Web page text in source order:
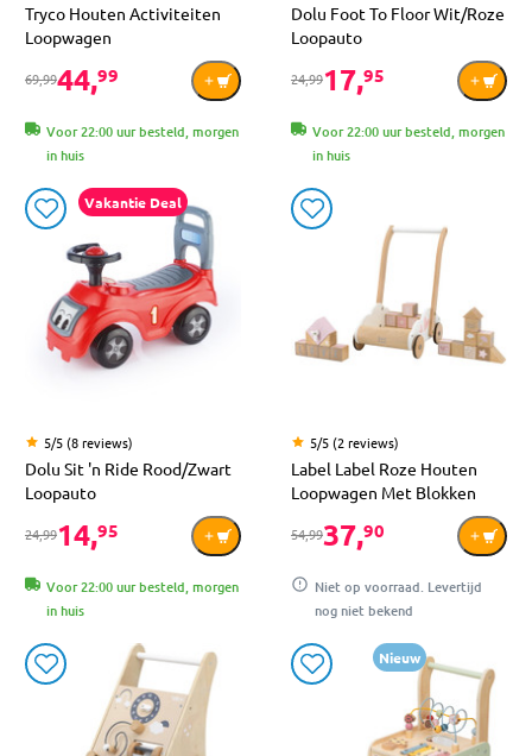
Tryco Houten Activiteiten
Loopwagen
69,9944,99
Voor 22:00 uur besteld, morgen
in huis
Dolu Foot To Floor Wit/Roze
Loopauto
24,9917,95
Voor 22:00 uur besteld, morgen
in huis
Vakantie Deal
5/5 (8 reviews)
Dolu Sit 'n Ride Rood/Zwart
Loopauto
24,9914,95
Voor 22:00 uur besteld, morgen
in huis
5/5 (2 reviews)
Label Label Roze Houten
Loopwagen Met Blokken
54,9937,90
Niet op voorraad. Levertijd
nog niet bekend
Nieuw